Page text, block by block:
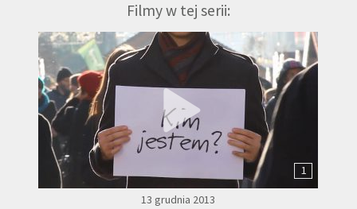
Filmy w tej serii:
1
13 grudnia 2013